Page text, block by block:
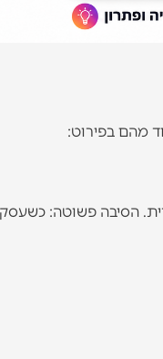
מהם בפירוט:
עסקיים בעברית. הסיבה פשוטה: